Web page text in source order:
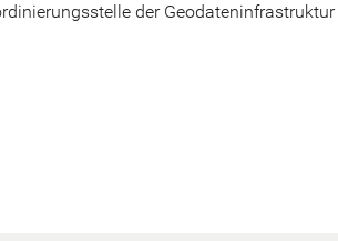
der